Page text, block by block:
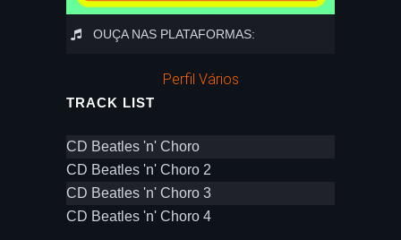
OUÇA NAS PLATAFORMAS:
Perfil Vários
TRACK LIST
CD Beatles 'n' Choro
CD Beatles 'n' Choro 2
CD Beatles 'n' Choro 3
CD Beatles 'n' Choro 4